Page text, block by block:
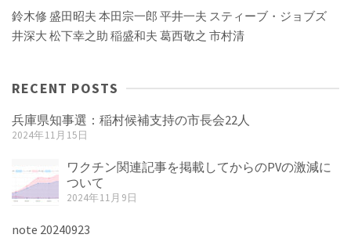
鈴木修 盛田昭夫 本田宗一郎 平井一夫 スティーブ・ジョブズ
井深大 松下幸之助 稲盛和夫 葛西敬之 市村清
RECENT POSTS
兵庫県知事選：稲村候補支持の市長会22人
2024年11月15日
ワクチン関連記事を掲載してからのPVの激減に
ついて
2024年11月9日
note 20240923